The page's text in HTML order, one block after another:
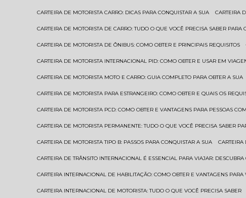
CARTEIRA DE MOTORISTA CARRO: DICAS PARA CONQUISTAR A SUA CARTEIRA
CARTEIRA DE MOTORISTA DE CARRO: TUDO O QUE VOCÊ PRECISA SABER PARA
CARTEIRA DE MOTORISTA DE ÔNIBUS: COMO OBTER E PRINCIPAIS REQUISITOS
CARTEIRA DE MOTORISTA INTERNACIONAL PID: COMO OBTER E USAR EM
CARTEIRA DE MOTORISTA MOTO E CARRO: GUIA COMPLETO PARA OBTER A SUA
CARTEIRA DE MOTORISTA PARA ESTRANGEIRO: COMO OBTER E QUAIS OS
CARTEIRA DE MOTORISTA PCD: COMO OBTER E VANTAGENS PARA PESSOAS
CARTEIRA DE MOTORISTA PERMANENTE: TUDO O QUE VOCÊ PRECISA SABER
CARTEIRA DE MOTORISTA TIPO B: PASSOS PARA CONQUISTAR A SUA
CARTEIRA DE TRÂNSITO INTERNACIONAL É ESSENCIAL PARA VIAJAR:
CARTEIRA INTERNACIONAL DE HABILITAÇÃO: COMO OBTER E VANTAGENS PARA
CARTEIRA INTERNACIONAL DE MOTORISTA: TUDO O QUE VOCÊ PRECISA SABER